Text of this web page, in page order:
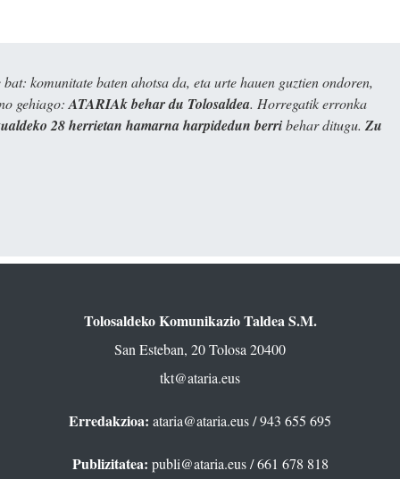
komunitate baten ahotsa da, eta urte hauen guztien ondoren,
gehiago: ATARIAk behar du Tolosaldea. Horregatik erronka
28 herrietan hamarna harpidedun berribehar ditugu. Zu
Tolosaldeko Komunikazio Taldea S.M.
San Esteban, 20 Tolosa 20400
tkt@ataria.eus
Erredakzioa: ataria@ataria.eus/ 943 655 695
Publizitatea: publi@ataria.eus/ 661 678 818